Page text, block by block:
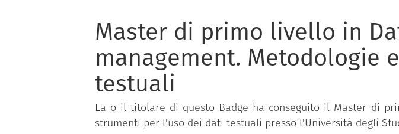
Master di primo livello in
management. Metodologie
testuali
La o il titolare di questo Badge ha conseguito il Master di
strumenti per l'uso dei dati testuali presso l'Università degli